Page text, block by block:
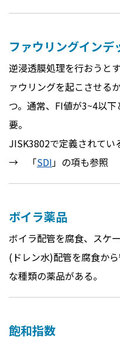
ファウリングインデ
逆浸透膜処理を行おうと
ァウリングを起こさせる
つ。通常、FI値が3~4以
要。
JISK3802で定義されてい
→ 「SDI」の項も参照
ボイラ薬品
ボイラ配管を腐食、スケ
(ドレン水)配管を腐食か
な種類の薬品がある。
飽和指数